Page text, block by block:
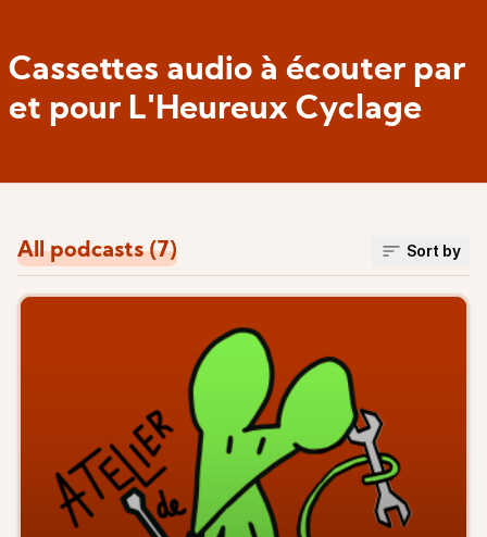
Cassettes audio à écouter par
et pour L'Heureux Cyclage
All podcasts (7) Sort by